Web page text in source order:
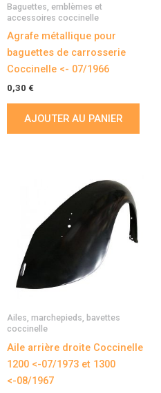
Baguettes, emblèmes et
accessoires coccinelle
Agrafe métallique pour
baguettes de carrosserie
Coccinelle <- 07/1966
0,30 €
AJOUTER AU PANIER
Ailes, marchepieds, bavettes
coccinelle
Aile arrière droite Coccinelle
1200 <-07/1973 et 1300
<-08/1967